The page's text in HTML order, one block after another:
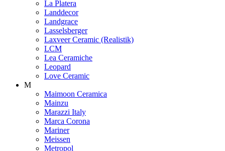
La Platera
Landdecor
Landgrace
Lasselsberger
Laxveer Ceramic (Realistik)
LCM
Lea Ceramiche
Leopard
Love Ceramic
M
Maimoon Ceramica
Mainzu
Marazzi Italy
Marca Corona
Mariner
Meissen
Metropol